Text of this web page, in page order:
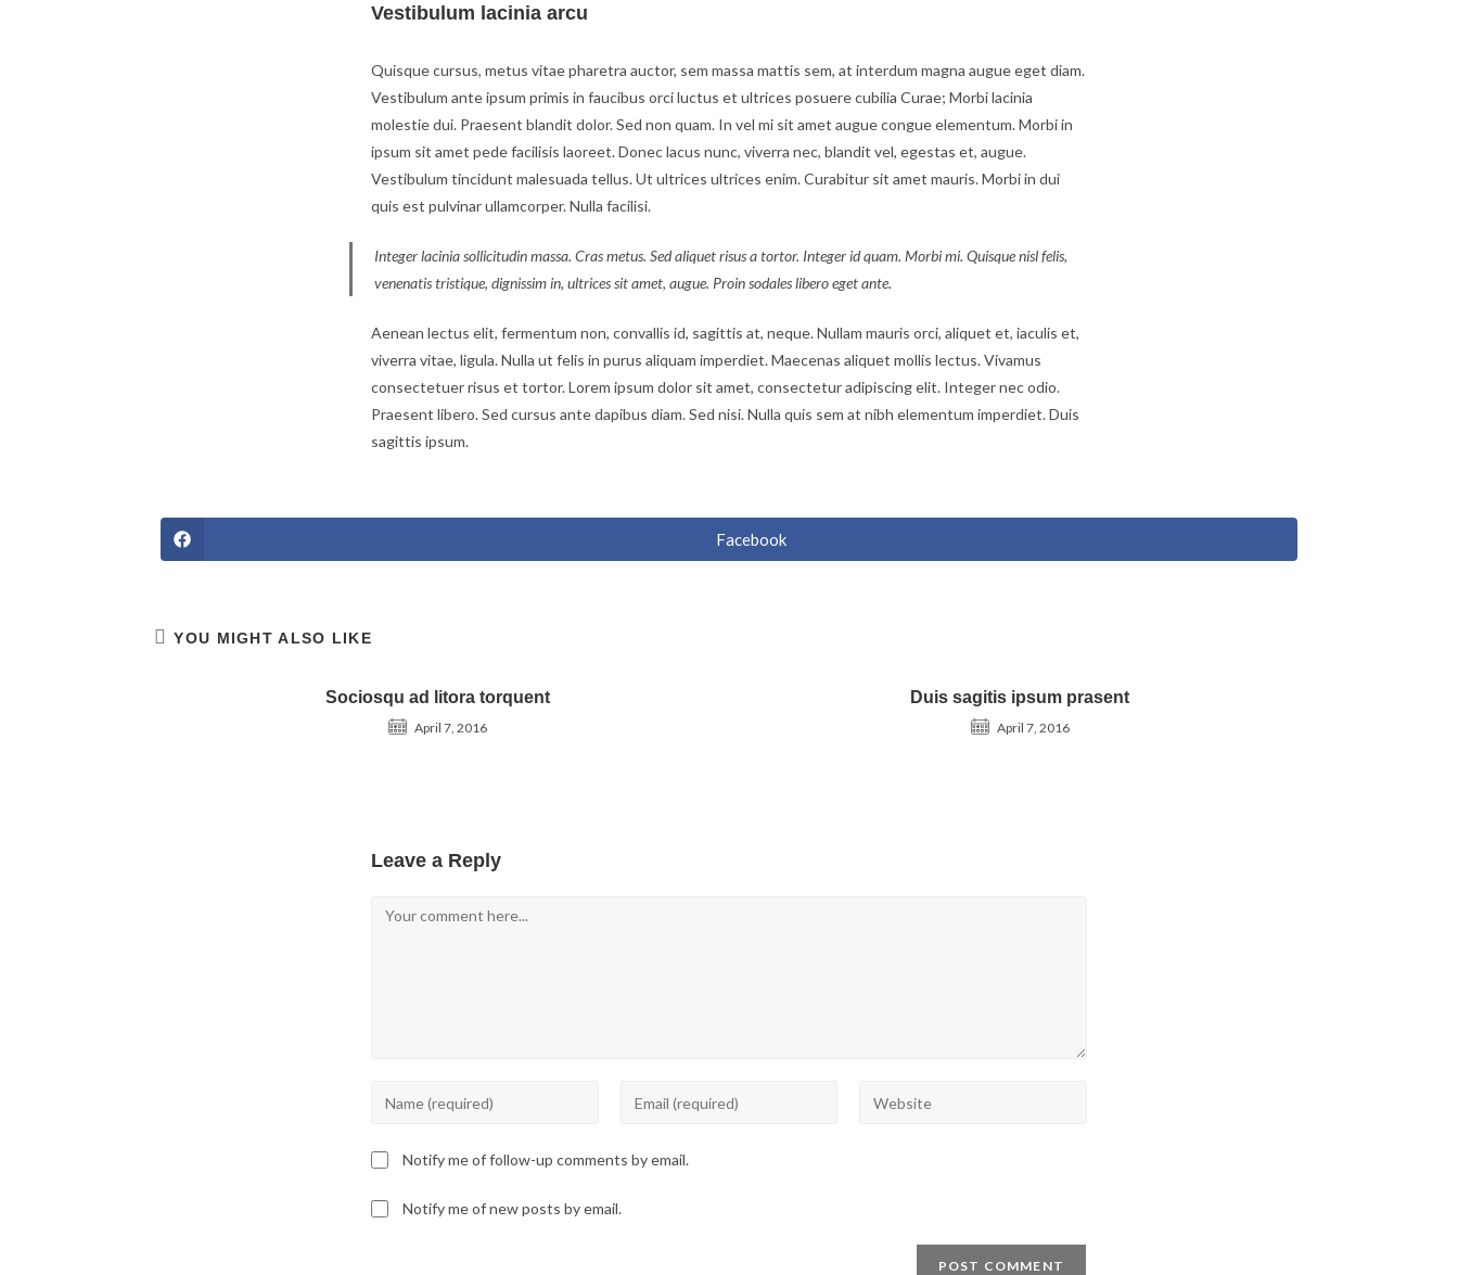
Vestibulum lacinia arcu
Quisque cursus, metus vitae pharetra auctor, sem massa mattis sem, at interdum magna augue eget diam.
Vestibulum ante ipsum primis in faucibus orci luctus et ultrices posuere cubilia Curae; Morbi lacinia
molestie dui. Praesent blandit dolor. Sed non quam. In vel mi sit amet augue congue elementum. Morbi in
ipsum sit amet pede facilisis laoreet. Donec lacus nunc, viverra nec, blandit vel, egestas et, augue.
Vestibulum tincidunt malesuada tellus. Ut ultrices ultrices enim. Curabitur sit amet mauris. Morbi in dui
quis est pulvinar ullamcorper. Nulla facilisi.
Integer lacinia sollicitudin massa. Cras metus. Sed aliquet risus a tortor. Integer id quam. Morbi mi. Quisque nisl felis,
venenatis tristique, dignissim in, ultrices sit amet, augue. Proin sodales libero eget ante.
Aenean lectus elit, fermentum non, convallis id, sagittis at, neque. Nullam mauris orci, aliquet et, iaculis et,
viverra vitae, ligula. Nulla ut felis in purus aliquam imperdiet. Maecenas aliquet mollis lectus. Vivamus
consectetuer risus et tortor. Lorem ipsum dolor sit amet, consectetur adipiscing elit. Integer nec odio.
Praesent libero. Sed cursus ante dapibus diam. Sed nisi. Nulla quis sem at nibh elementum imperdiet. Duis
sagittis ipsum.
Opens
in
Facebook
YOU MIGHT ALSO LIKE
Sociosqu ad litora torquent
April 7, 2016
Duis sagitis ipsum prasent
April 7, 2016
Leave a Reply
Comment
name
or
username
Notify me of follow-up comments by email.
Notify me of new posts by email.